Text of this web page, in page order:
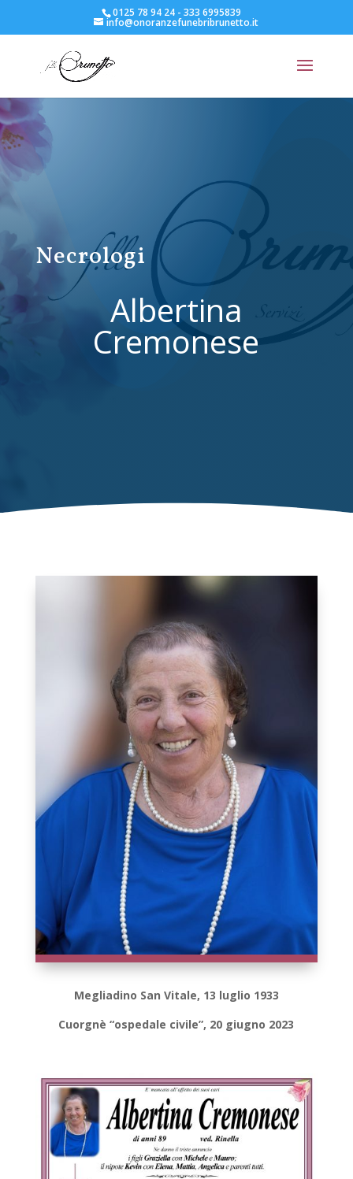
0125 78 94 24 - 333 6995839
info@onoranzefunebribrunetto.it
Necrologi
Albertina
Cremonese
Megliadino San Vitale, 13 luglio 1933
Cuorgnè “ospedale civile”, 20 giugno 2023